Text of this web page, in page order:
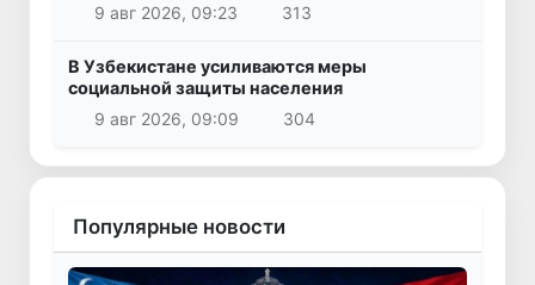
9 авг 2026, 09:23
313
В Узбекистане усиливаются меры
социальной защиты населения
9 авг 2026, 09:09
304
Популярные новости